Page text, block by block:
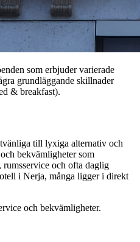
som erbjuder varierade
grundläggande skillnader
& breakfast).
till lyxiga alternativ och
bekvämligheter som
rumsservice och ofta daglig
i Nerja, många ligger i direkt
och bekvämligheter.